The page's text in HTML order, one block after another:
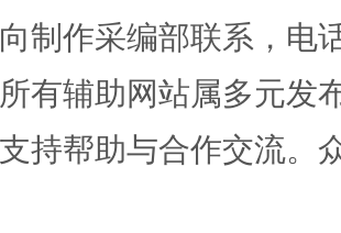
制作采编部联系，电
有辅助网站属多元发
持帮助与合作交流。